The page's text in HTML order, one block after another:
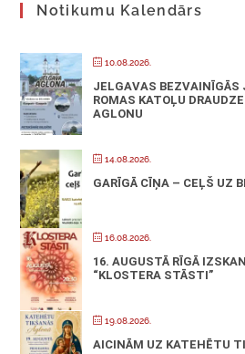
Notikumu Kalendārs
10.08.2026.
JELGAVAS
ROMAS KATOĻU
AGLONU
14.08.2026.
GARĪGĀ CĪŅA – CEĻŠ UZ
16.08.2026.
16. AUGUSTĀ RĪGĀ
“KLOSTERA STĀSTI”
19.08.2026.
AICINĀM UZ KATEHĒTU